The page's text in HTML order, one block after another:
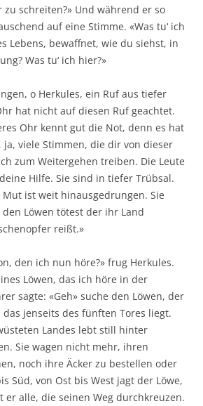
zu schreiten?» Und während er so
auf eine Stimme. «Was tu‘ ich
Lebens, bewaffnet, wie du siehst, in
Was tu‘ ich hier?»
o Herkules, ein Ruf aus tiefer
hat nicht auf diesen Ruf geachtet.
Ohr kennt gut die Not, denn es hat
ja, viele Stimmen, die dir von dieser
zum Weitergehen treiben. Die Leute
Hilfe. Sie sind in tiefer Trübsal.
ist weit hinausgedrungen. Sie
Löwen tötest der ihr Land
reißt.»
den ich nun höre?» frug Herkules.
Löwen, das ich höre in der
sagte: «Geh» suche den Löwen, der
jenseits des fünften Tores liegt.
Landes lebt still hinter
Sie wagen nicht mehr, ihren
noch ihre Äcker zu bestellen oder
Süd, von Ost bis West jagt der Löwe,
er alle, die seinen Weg durchkreuzen.